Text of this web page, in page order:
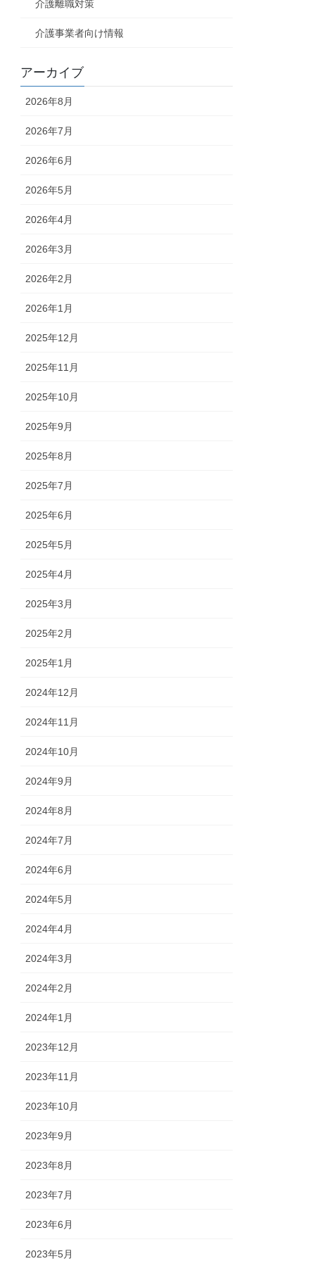
介護離職対策
介護事業者向け情報
アーカイブ
2026年8月
2026年7月
2026年6月
2026年5月
2026年4月
2026年3月
2026年2月
2026年1月
2025年12月
2025年11月
2025年10月
2025年9月
2025年8月
2025年7月
2025年6月
2025年5月
2025年4月
2025年3月
2025年2月
2025年1月
2024年12月
2024年11月
2024年10月
2024年9月
2024年8月
2024年7月
2024年6月
2024年5月
2024年4月
2024年3月
2024年2月
2024年1月
2023年12月
2023年11月
2023年10月
2023年9月
2023年8月
2023年7月
2023年6月
2023年5月